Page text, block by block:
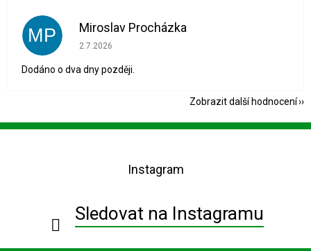
MP Miroslav Procházka
Hodnocení obchodu je 1 z 5 hvězdiček.
2.7.2026
Dodáno o dva dny později.
Zobrazit další hodnocení
Z
Instagram
Sledovat na Instagramu